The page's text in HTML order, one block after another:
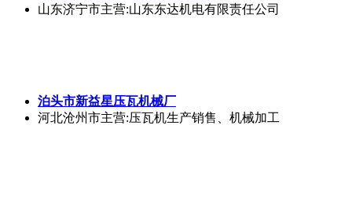
山东济宁市主营:山东东达机电有限责任公司
泊头市新益星压瓦机械厂
河北沧州市主营:压瓦机生产销售、机械加工